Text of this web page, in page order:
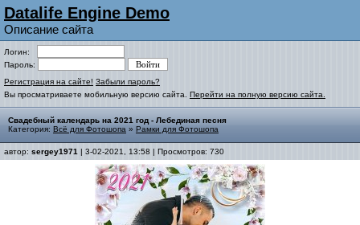
Datalife Engine Demo
Описание сайта
Логин:
Пароль:
Регистрация на сайте! Забыли пароль?
Вы просматриваете мобильную версию сайта. Перейти на полную версию сайта.
Свадебный календарь на 2021 год - Лебединая песня
Категория: Всё для Фотошопа » Рамки для Фотошопа
автор: sergey1971 | 3-02-2021, 13:58 | Просмотров: 730